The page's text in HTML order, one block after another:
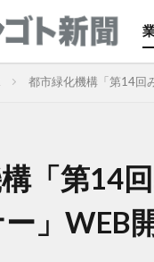
都市緑化機構「第14回
「第14
」WEB